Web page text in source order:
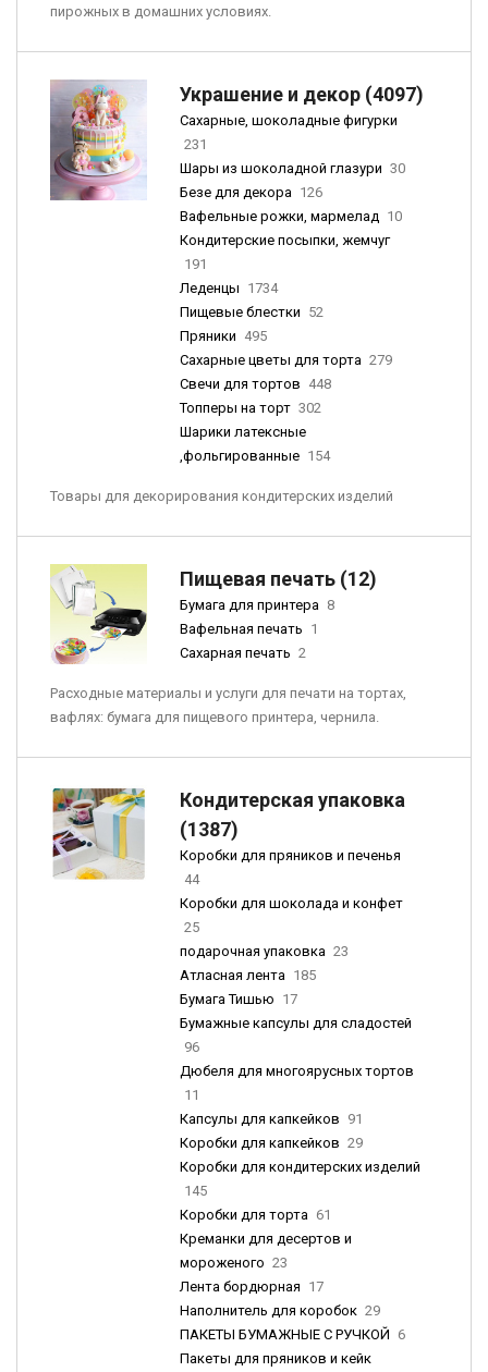
пирожных в домашних условиях.
Украшение и декор (4097)
Сахарные, шоколадные фигурки
231
Шары из шоколадной глазури 30
Безе для декора 126
Вафельные рожки, мармелад 10
Кондитерские посыпки, жемчуг
191
Леденцы 1734
Пищевые блестки 52
Пряники 495
Сахарные цветы для торта 279
Свечи для тортов 448
Топперы на торт 302
Шарики латексные
,фольгированные 154
Товары для декорирования кондитерских изделий
Пищевая печать (12)
Бумага для принтера 8
Вафельная печать 1
Сахарная печать 2
Расходные материалы и услуги для печати на тортах,
вафлях: бумага для пищевого принтера, чернила.
Кондитерская упаковка
(1387)
Коробки для пряников и печенья
44
Коробки для шоколада и конфет
25
подарочная упаковка 23
Атласная лента 185
Бумага Тишью 17
Бумажные капсулы для сладостей
96
Дюбеля для многоярусных тортов
11
Капсулы для капкейков 91
Коробки для капкейков 29
Коробки для кондитерских изделий
145
Коробки для торта 61
Креманки для десертов и
мороженого 23
Лента бордюрная 17
Наполнитель для коробок 29
ПАКЕТЫ БУМАЖНЫЕ С РУЧКОЙ 6
Пакеты для пряников и кейк